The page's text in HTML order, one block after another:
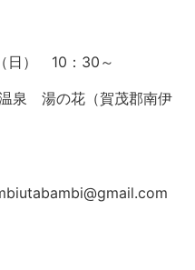
日） 10：30～
泉 湯の花（賀茂郡南伊